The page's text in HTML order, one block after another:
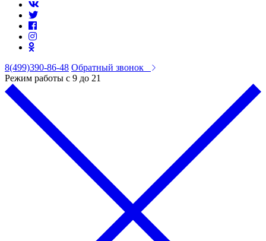
8(499)390-86-48 Обратный звонок
Режим работы с 9 до 21